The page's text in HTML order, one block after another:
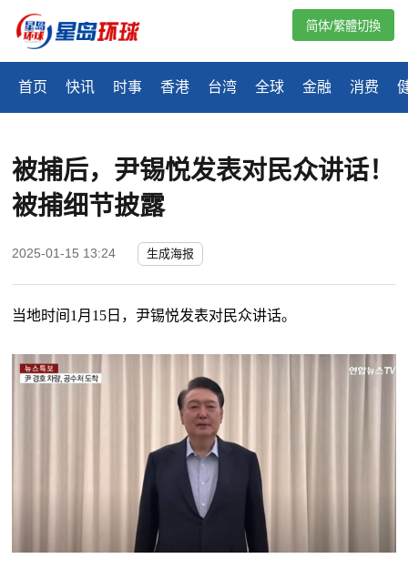
首页 快讯 时事 香港 台湾 全球 金融 消费
简体/繁體切換
被捕后，尹锡悦发表对民众讲话！
被捕细节披露
2025-01-15 13:24 生成海报
当地时间 1月15日，尹锡悦发表对民众讲话。